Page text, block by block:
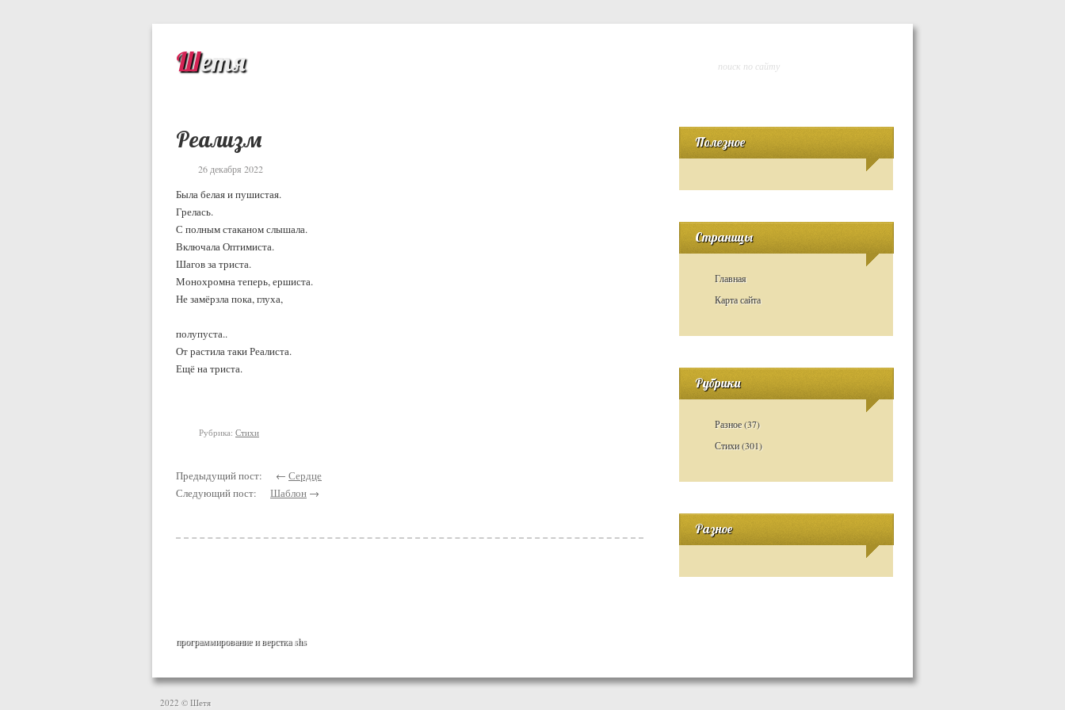
Шетя
Реализм
26 декабря 2022
Была белая и пушистая.
Грелась.
С полным стаканом слышала.
Включала Оптимиста.
Шагов за триста.
Монохромна теперь, ершиста.
Не замёрзла пока, глуха,
полупуста..
От растила таки Реалиста.
Ещё на триста.
Рубрика: Стихи
Предыдущий пост: ← Сердце
Следующий пост: Шаблон →
Полезное
Страницы
Главная
Карта сайта
Рубрики
Разное(37)
Стихи(301)
Разное
программирование и версткаshs
2022 © Шетя